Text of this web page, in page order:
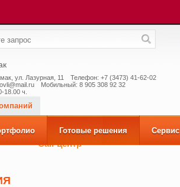
ул. Лазурная, 11
Телефон: +7 (3473) 41-62-02
Мобильный: 8 905 308 92 32
18.00 ч.
Call-центр
Готовые решения Сервис